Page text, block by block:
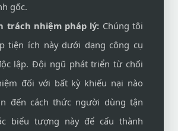
gốc.
trách nhiệm pháp lý: Chúng tôi
tiện ích này dưới dạng công cụ
lập. Đội ngũ phát triển từ chối
đối với bất kỳ khiếu nại nào
đến cách thức người dùng tận
biểu tượng này để cấu thành